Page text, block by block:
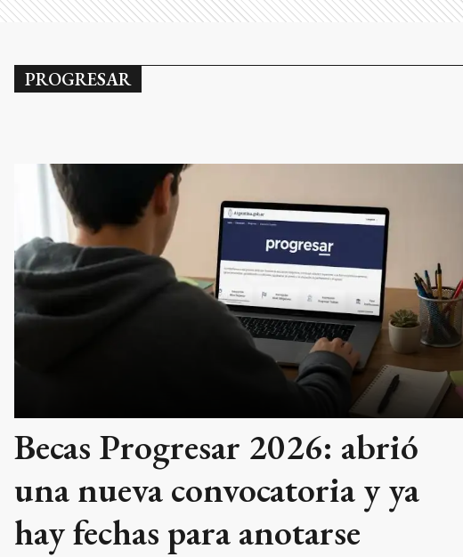
PROGRESAR
Becas Progresar 2026: abrió
una nueva convocatoria y ya
hay fechas para anotarse